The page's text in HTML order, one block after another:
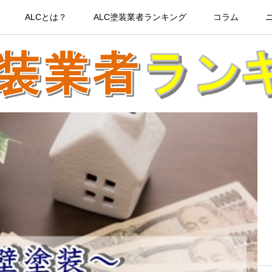
ALCとは？ ALC塗装業者ランキング コラム